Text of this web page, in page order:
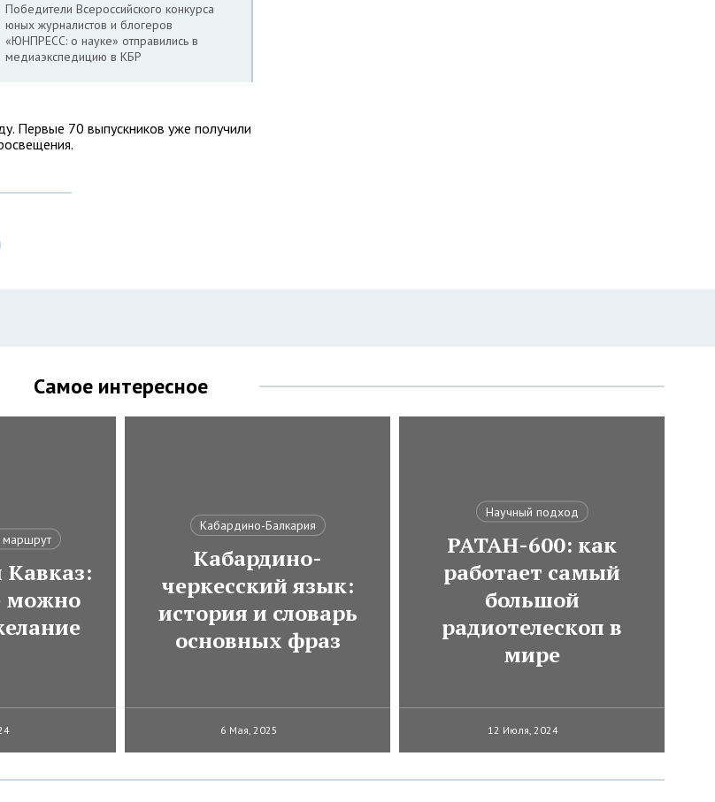
Победители Всероссийского конкурса
юных журналистов и блогеров
«ЮНПРЕСС: о науке» отправились в
медиаэкспедицию в КБР
Первые 70 выпускников уже получили
Самое интересное
маршрут
можно
Кабардино-Балкария
Кабардино-
черкесский язык:
история и словарь
основных фраз
6 Мая, 2025
Научный подход
РАТАН-600: как
работает самый
большой
радиотелескоп в
мире
12 Июля, 2024